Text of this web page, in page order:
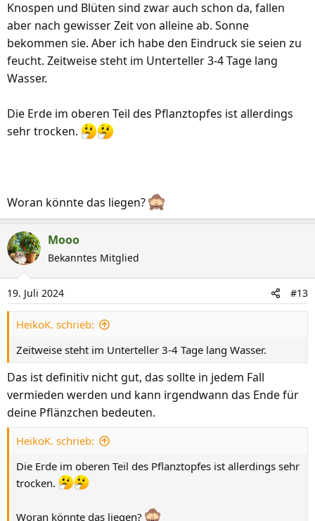
n
:
Knospen und Blüten sind zwar auch schon da, fallen
aber nach gewisser Zeit von alleine ab. Sonne
bekommen sie. Aber ich habe den Eindruck sie seien zu
feucht. Zeitweise steht im Unterteller 3-4 Tage lang
Wasser.
Die Erde im oberen Teil des Pflanztopfes ist allerdings
sehr trocken.
Woran könnte das liegen?
Mooo
Bekanntes Mitglied
19. Juli 2024 #13
HeikoK. schrieb:
Zeitweise steht im Unterteller 3-4 Tage lang Wasser.
Das ist definitiv nicht gut, das sollte in jedem Fall
vermieden werden und kann irgendwann das Ende für
deine Pflänzchen bedeuten.
HeikoK. schrieb:
Die Erde im oberen Teil des Pflanztopfes ist allerdings sehr
trocken.
Woran könnte das liegen?